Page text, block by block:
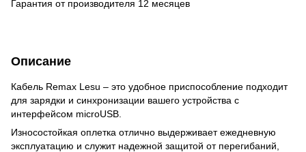
Описание
Кабель Remax Lesu – это удобное приспособление подходит
для зарядки и синхронизации вашего устройства с
интерфейсом microUSB.
Износостойкая оплетка отлично выдерживает ежедневную
эксплуатацию и служит надежной защитой от перегибаний,
Гарантия от производителя 12 месяцев